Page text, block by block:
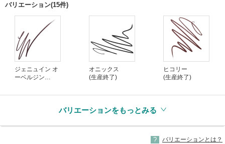
バリエーション(15件)
ジェニュイン オ
ーベルジン
オニックス
(生産終了)
ヒコリー
(生産終了)
バリエーションをもっとみる
バリエーションとは？